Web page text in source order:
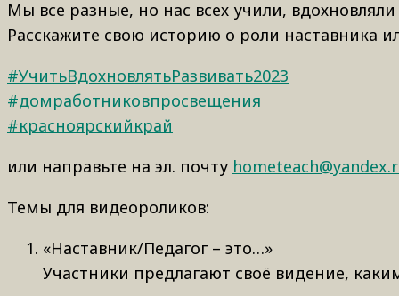
Мы все разные, но нас всех учили,
Расскажите свою историю о роли наставника
#УчитьВдохновлятьРазвивать2023
#домработниковпросвещения
#красноярскийкрай
или направьте на эл. почту
Темы для видеороликов:
«Наставник/Педагог – это…»
Участники предлагают своё видение,